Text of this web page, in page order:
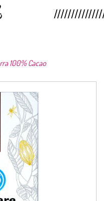
100% Cacao